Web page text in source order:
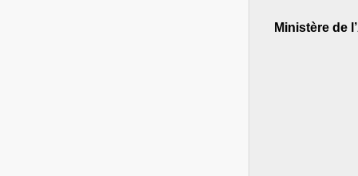
Ministère de